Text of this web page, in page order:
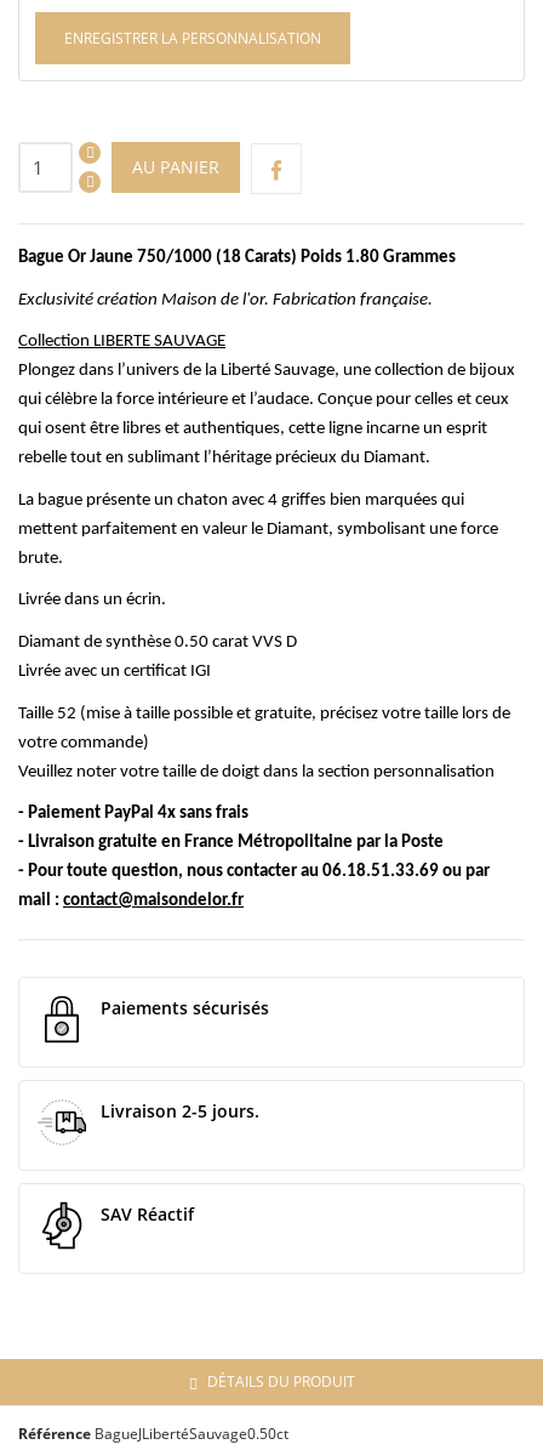
ENREGISTRER LA PERSONNALISATION
AU PANIER
Bague Or Jaune 750/1000 (18 Carats) Poids 1.80 Grammes
Exclusivité création Maison de l'or. Fabrication française.
Collection LIBERTE SAUVAGE
Plongez dans l’univers de la Liberté Sauvage, une collection de bijoux
qui célèbre la force intérieure et l’audace. Conçue pour celles et ceux
qui osent être libres et authentiques, cette ligne incarne un esprit
rebelle tout en sublimant l’héritage précieux du Diamant.
La bague présente un chaton avec 4 griffes bien marquées qui
mettent parfaitement en valeur le Diamant, symbolisant une force
brute.
Livrée dans un écrin.
Diamant de synthèse 0.50 carat VVS D
Livrée avec un certificat IGI
Taille 52 (mise à taille possible et gratuite, précisez votre taille lors de
votre commande)
Veuillez noter votre taille de doigt dans la section personnalisation
- Paiement PayPal 4x sans frais
- Livraison gratuite en France Métropolitaine par la Poste
- Pour toute question, nous contacter au 06.18.51.33.69 ou par
mail : contact@maisondelor.fr
Paiements sécurisés
Livraison 2-5 jours.
SAV Réactif
DÉTAILS DU PRODUIT
Référence BagueJLibertéSauvage0.50ct